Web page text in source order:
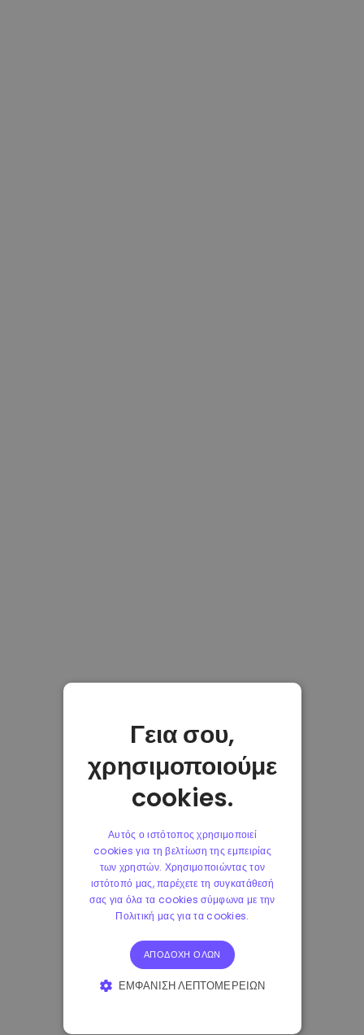
Γεια σου,
χρησιμοποιούμε
cookies.
Αυτός ο ιστότοπος χρησιμοποιεί
cookies για τη βελτίωση της εμπειρίας
των χρηστών. Χρησιμοποιώντας τον
ιστότοπό μας, παρέχετε τη συγκατάθεσή
σας για όλα τα cookies σύμφωνα με την
Πολιτική μας για τα cookies.
ΑΠΟΔΟΧΉ ΌΛΩΝ
ΕΜΦΆΝΙΣΗ ΛΕΠΤΟΜΕΡΕΙΏΝ